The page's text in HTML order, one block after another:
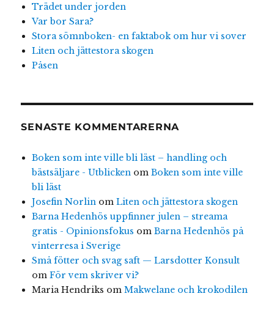
Trädet under jorden
Var bor Sara?
Stora sömnboken- en faktabok om hur vi sover
Liten och jättestora skogen
Påsen
SENASTE KOMMENTARERNA
Boken som inte ville bli läst – handling och
bästsäljare - Utblicken om Boken som inte ville
bli läst
Josefin Norlin om Liten och jättestora skogen
Barna Hedenhös uppfinner julen – streama
gratis - Opinionsfokus om Barna Hedenhös på
vinterresa i Sverige
Små fötter och svag saft — Larsdotter Konsult
om För vem skriver vi?
Maria Hendriks om Makwelane och krokodilen